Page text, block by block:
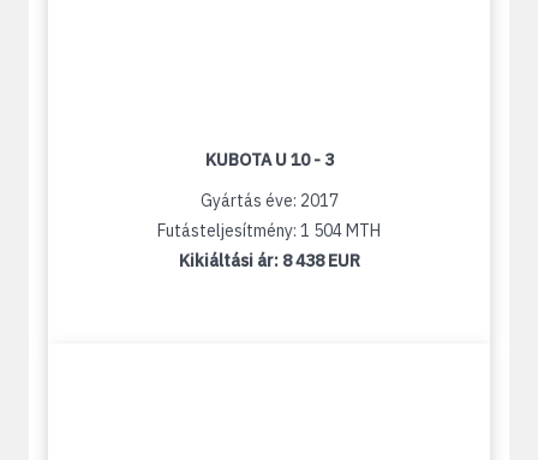
KUBOTA U 10 - 3
Gyártás éve: 2017
Futásteljesítmény: 1 504 MTH
Kikiáltási ár: 8 438 EUR